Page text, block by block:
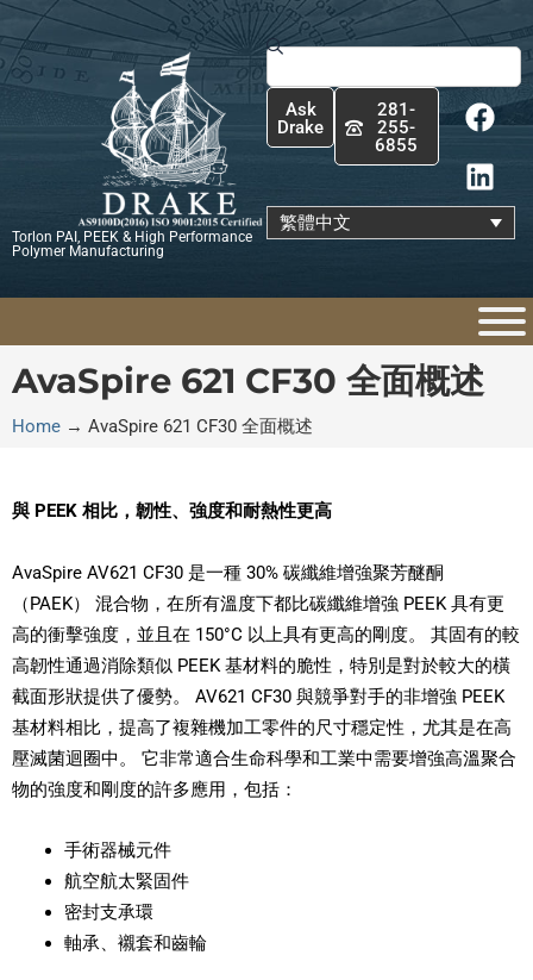
跳
至
主
Torlon PAI, PEEK & High Performance
Polymer Manufacturing
搜
尋
Ask
Drake
281-
255-
6855
F
a
c
e
b
o
k
L
i
n
k
e
d
n
繁體中文
AvaSpire 621 CF30 全面概述
Home → AvaSpire 621 CF30 全面概述
與 PEEK 相比，韌性、強度和耐熱性更高
AvaSpire AV621 CF30 是一種 30% 碳纖維增強聚芳醚酮
（PAEK） 混合物，在所有溫度下都比碳纖維增強 PEEK 具有更
高的衝擊強度，並且在 150°C 以上具有更高的剛度。 其固有的較
高韌性通過消除類似 PEEK 基材料的脆性，特別是對於較大的橫
截面形狀提供了優勢。 AV621 CF30 與競爭對手的非增強 PEEK
基材料相比，提高了複雜機加工零件的尺寸穩定性，尤其是在高
壓滅菌迴圈中。 它非常適合生命科學和工業中需要增強高溫聚合
物的強度和剛度的許多應用，包括：
手術器械元件
航空航太緊固件
密封支承環
軸承、襯套和齒輪